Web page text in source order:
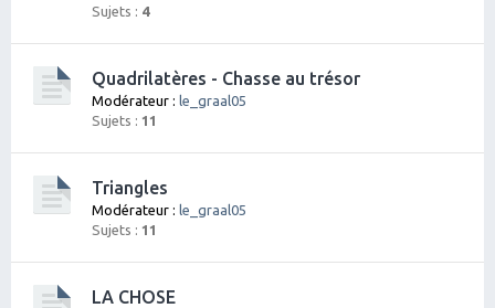
Sujets : 4
Quadrilatères - Chasse au trésor
Modérateur : le_graal05
Sujets : 11
Triangles
Modérateur : le_graal05
Sujets : 11
LA CHOSE